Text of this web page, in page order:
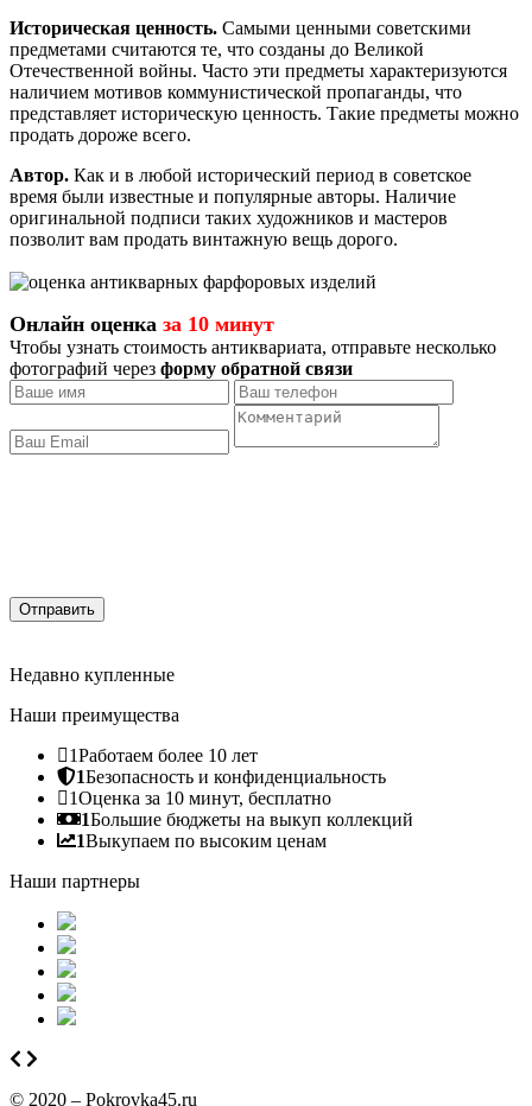
Историческая ценность. Самыми ценными советскими
предметами считаются те, что созданы до Великой
Отечественной войны. Часто эти предметы характеризуются
наличием мотивов коммунистической пропаганды, что
представляет историческую ценность. Такие предметы можно
продать дороже всего.
Автор. Как и в любой исторический период в советское
время были известные и популярные авторы. Наличие
оригинальной подписи таких художников и мастеров
позволит вам продать винтажную вещь дорого.
Онлайн оценка за 10 минут
Чтобы узнать стоимость антиквариата, отправьте несколько
фотографий через форму обратной связи
Отправить
Недавно купленные
Наши преимущества
1Работаем более 10 лет
1Безопасность и конфиденциальность
1Оценка за 10 минут, бесплатно
1Большие бюджеты на выкуп коллекций
1Выкупаем по высоким ценам
Наши партнеры
© 2020 – Pokrovka45.ru